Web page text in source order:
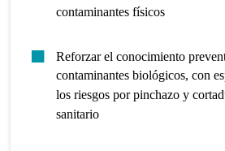
contaminantes físicos
Reforzar el conocimiento
contaminantes biológicos, con
los riesgos por pinchazo y
sanitario